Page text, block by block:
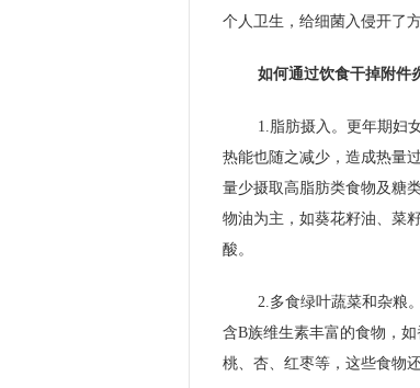
个人卫生，给细菌入侵开了
如何通过饮食干掉附件
1.脂肪摄入。更年期妇
热能也随之减少，造成热量
量少摄取高脂肪类食物及糖
物油为主，如葵花籽油、菜
酸。
2.多食绿叶蔬菜和杂粮
含B族维生素丰富的食物，
桃、杏、红枣等，这些食物